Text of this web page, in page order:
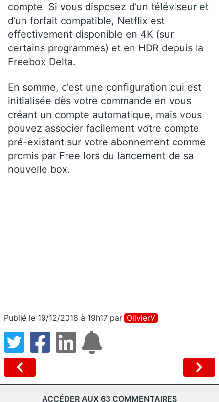
compte. Si vous disposez d’un téléviseur et
d’un forfait compatible, Netflix est
effectivement disponible en 4K (sur
certains programmes) et en HDR depuis la
Freebox Delta.
En somme, c’est une configuration qui est
initialisée dès votre commande en vous
créant un compte automatique, mais vous
pouvez associer facilement votre compte
pré-existant sur votre abonnement comme
promis par Free lors du lancement de sa
nouvelle box.
Publié le 19/12/2018 à 19h17 par OlivierV
ACCÉDER AUX 63 COMMENTAIRES